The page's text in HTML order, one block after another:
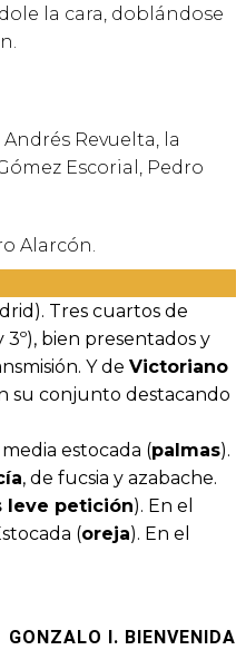
la cara, dobl á ndose
n.
Andrés Revuelta, la
ómez Escorial, Pedro
Alarcón.
Tres cuartos de
y 3º), bien presentados y
Y de Victoriano
su conjunto destacando
estocada (palmas).
, de fucsia y azabache.
leve petición). En el
(oreja). En el
GONZALO I. BIENVENIDA